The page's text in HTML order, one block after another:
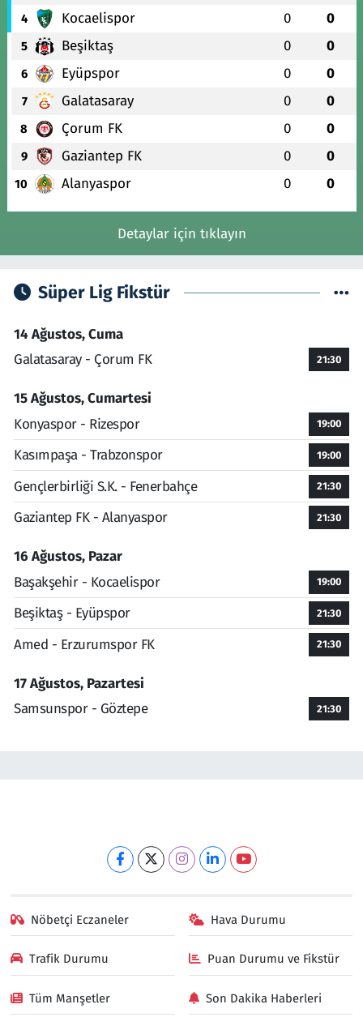
4 Kocaelispor 0 0
5 Beşiktaş 0 0
6 Eyüpspor 0 0
7 Galatasaray 0 0
8 Çorum FK 0 0
9 Gaziantep FK 0 0
10 Alanyaspor 0 0
Detaylar için tıklayın
Süper Lig Fikstür
14 Ağustos, Cuma
Galatasaray - Çorum FK
21:30
15 Ağustos, Cumartesi
Konyaspor - Rizespor
19:00
Kasımpaşa - Trabzonspor 19:00
Gençlerbirliği S.K. - Fenerbahçe 21:30
Gaziantep FK - Alanyaspor 21:30
16 Ağustos, Pazar
Başakşehir - Kocaelispor
19:00
Beşiktaş - Eyüpspor 21:30
Amed - Erzurumspor FK 21:30
17 Ağustos, Pazartesi
Samsunspor - Göztepe
21:30
Nöbetçi Eczaneler Hava Durumu
Trafik Durumu Puan Durumu ve Fikstür
Tüm Manşetler Son Dakika Haberleri